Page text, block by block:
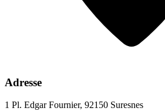
Adresse
1 Pl. Edgar Fournier, 92150 Suresnes